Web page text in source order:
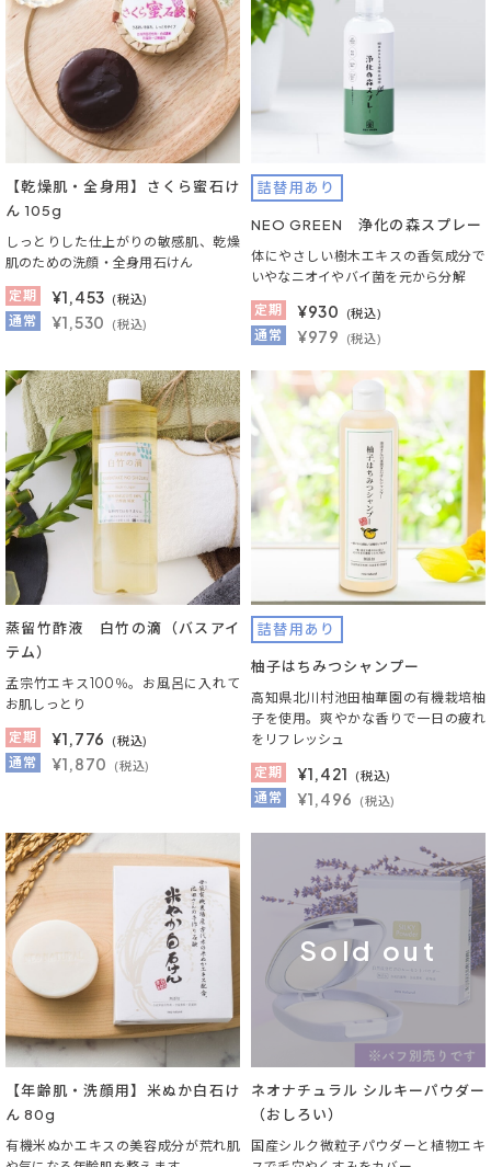
【乾燥肌・全身用】さくら蜜石け
ん 105g
しっとりした仕上がりの敏感肌、乾燥
肌のための洗顔・全身用石けん
定期
¥1,453 (税込)
通常 ¥1,530 (税込)
詰替用あり
NEO GREEN 浄化の森スプレー
体にやさしい樹木エキスの香気成分で
いやなニオイやバイ菌を元から分解
定期
¥930 (税込)
通常 ¥979 (税込)
蒸留竹酢液 白竹の滴（バスアイ
テム）
孟宗竹エキス100％。お風呂に入れて
お肌しっとり
定期
¥1,776 (税込)
通常 ¥1,870 (税込)
詰替用あり
柚子はちみつシャンプー
高知県北川村池田柚華園の有機栽培柚
子を使用。爽やかな香りで一日の疲れ
をリフレッシュ
定期
¥1,421 (税込)
通常 ¥1,496 (税込)
【年齢肌・洗顔用】米ぬか白石け
ん 80g
有機米ぬかエキスの美容成分が荒れ肌
Sold out
ネオナチュラル シルキーパウダー
（おしろい）
国産シルク微粒子パウダーと植物エキ